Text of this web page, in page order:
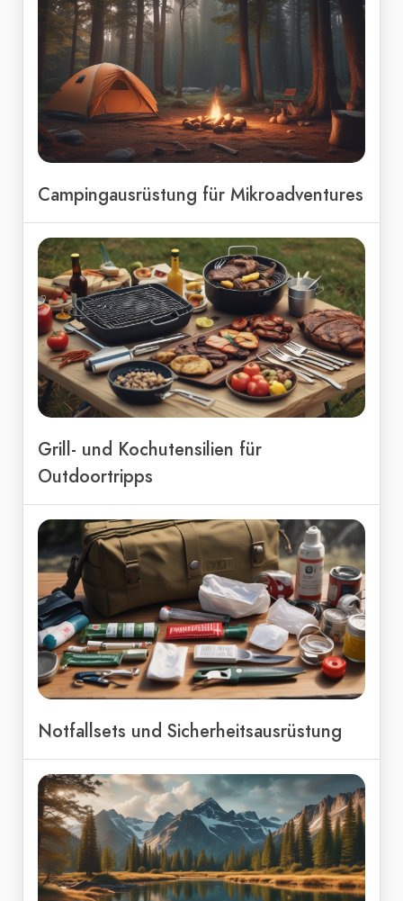
Campingausrüstung für Mikroadventures
Grill- und Kochutensilien für
Outdoortripps
Notfallsets und Sicherheitsausrüstung